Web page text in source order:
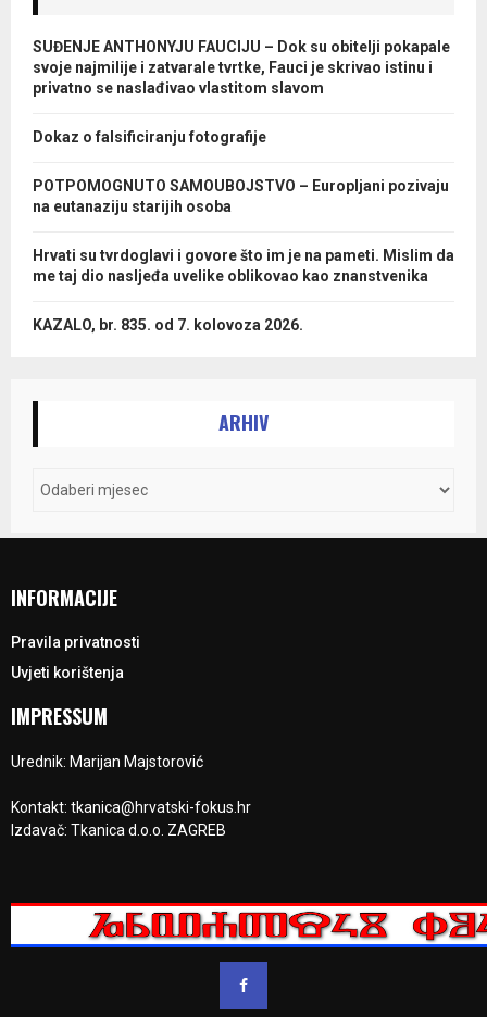
SUĐENJE ANTHONYJU FAUCIJU – Dok su obitelji pokapale
svoje najmilije i zatvarale tvrtke, Fauci je skrivao istinu i
privatno se naslađivao vlastitom slavom
Dokaz o falsificiranju fotografije
POTPOMOGNUTO SAMOUBOJSTVO – Europljani pozivaju
na eutanaziju starijih osoba
Hrvati su tvrdoglavi i govore što im je na pameti. Mislim da
me taj dio nasljeđa uvelike oblikovao kao znanstvenika
KAZALO, br. 835. od 7. kolovoza 2026.
ARHIV
INFORMACIJE
Pravila privatnosti
Uvjeti korištenja
IMPRESSUM
Urednik: Marijan Majstorović
Kontakt: tkanica@hrvatski-fokus.hr
Izdavač: Tkanica d.o.o. ZAGREB